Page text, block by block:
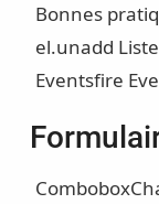
Bonnes
el.unadd
Eventsfire
Combobox